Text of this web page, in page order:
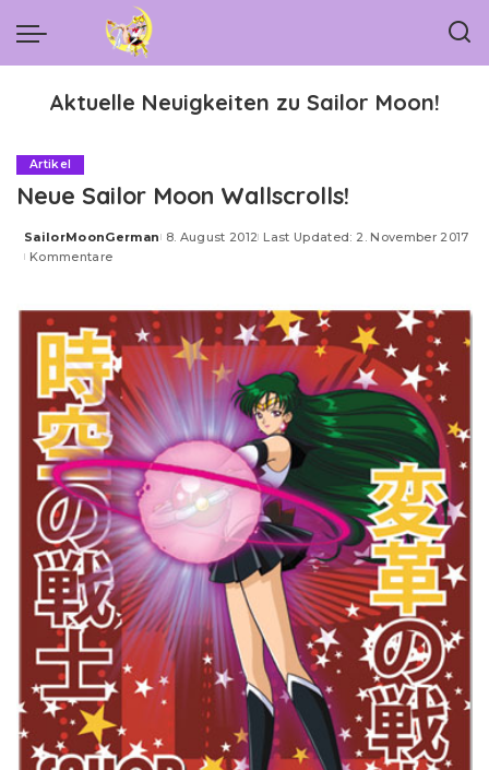
Aktuelle Neuigkeiten zu Sailor Moon!
Artikel
Neue Sailor Moon Wallscrolls!
Posted
by
SailorMoonGerman 8. August 2012 Last Updated: 2. November 2017
Kommentare